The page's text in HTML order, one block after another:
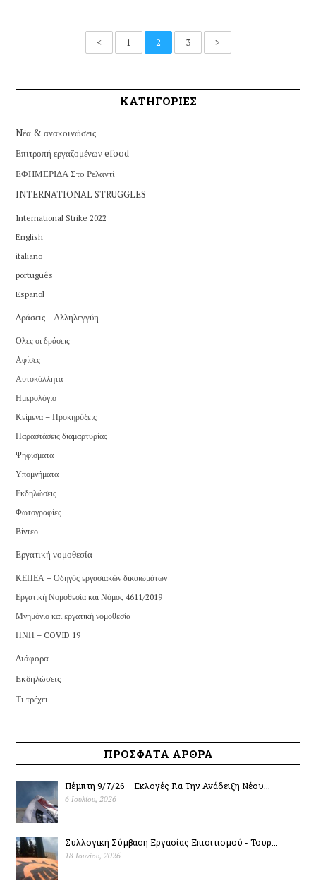
< 1 2 3 >
ΚΑΤΗΓΟΡΙΕΣ
Nέα & ανακοινώσεις
Επιτροπή εργαζομένων efood
ΕΦΗΜΕΡΙΔΑ Στο Ρελαντί
INTERNATIONAL STRUGGLES
International Strike 2022
English
italiano
português
Español
Δράσεις – Αλληλεγγύη
Όλες οι δράσεις
Αφίσες
Αυτοκόλλητα
Ημερολόγιο
Κείμενα – Προκηρύξεις
Παραστάσεις διαμαρτυρίας
Ψηφίσματα
Υπομνήματα
Εκδηλώσεις
Φωτογραφίες
Βίντεο
Εργατική νομοθεσία
ΚΕΠΕΑ – Οδηγός εργασιακών δικαιωμάτων
Εργατική Νομοθεσία και Νόμος 4611/2019
Μνημόνιο και εργατική νομοθεσία
ΠΝΠ – COVID 19
Διάφορα
Εκδηλώσεις
Τι τρέχει
ΠΡΟΣΦΑΤΑ ΑΡΘΡΑ
Πέμπτη 9/7/26 – Εκλογές Για Την Ανάδειξη Νέου...
6 Ιουλίου, 2026
Συλλογική Σύμβαση Εργασίας Επισιτισμού - Τουρ...
18 Ιουνίου, 2026